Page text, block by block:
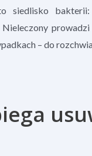
siedlisko
– do